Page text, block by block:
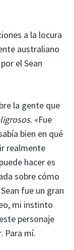
a la locura
australiano
el Sean
la gente que
. «Fue
bien en qué
realmente
hacer es
sobre cómo
fue un gran
mi instinto
personaje
Para mí.